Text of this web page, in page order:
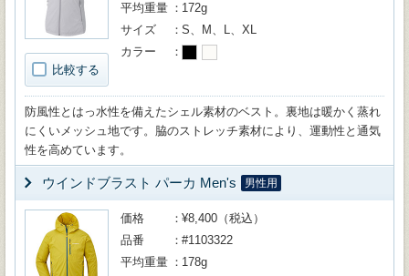
比較する
平均重量
172g
サイズ
S、M、L、XL
カラー
防風性とはっ水性を備えたシェル素材のベスト。裏地は暖かく蒸れ
にくいメッシュ地です。脇のストレッチ素材により、運動性と通気
性を高めています。
ウインドブラスト パーカ Men's 男性用
価格
¥8,400（税込）
品番
#1103322
平均重量
178g